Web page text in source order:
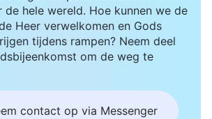
hele wereld. Hoe kunnen we de
Heer verwelkomen en Gods
tijdens rampen? Neem deel
om de weg te
contact op via Messenger